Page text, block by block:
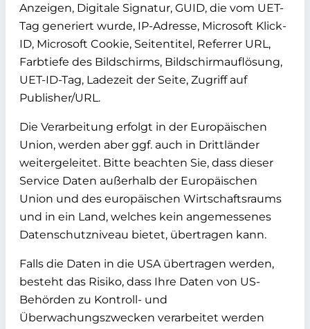
Anzeigen, Digitale Signatur, GUID, die vom UET-
Tag generiert wurde, IP-Adresse, Microsoft Klick-
ID, Microsoft Cookie, Seitentitel, Referrer URL,
Farbtiefe des Bildschirms, Bildschirmauflösung,
UET-ID-Tag, Ladezeit der Seite, Zugriff auf
Publisher/URL.
Die Verarbeitung erfolgt in der Europäischen
Union, werden aber ggf. auch in Drittländer
weitergeleitet. Bitte beachten Sie, dass dieser
Service Daten außerhalb der Europäischen
Union und des europäischen Wirtschaftsraums
und in ein Land, welches kein angemessenes
Datenschutzniveau bietet, übertragen kann.
Falls die Daten in die USA übertragen werden,
besteht das Risiko, dass Ihre Daten von US-
Behörden zu Kontroll- und
Überwachungszwecken verarbeitet werden